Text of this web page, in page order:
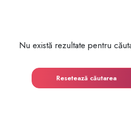
Nu există rezultate pentru
Resetează căutarea